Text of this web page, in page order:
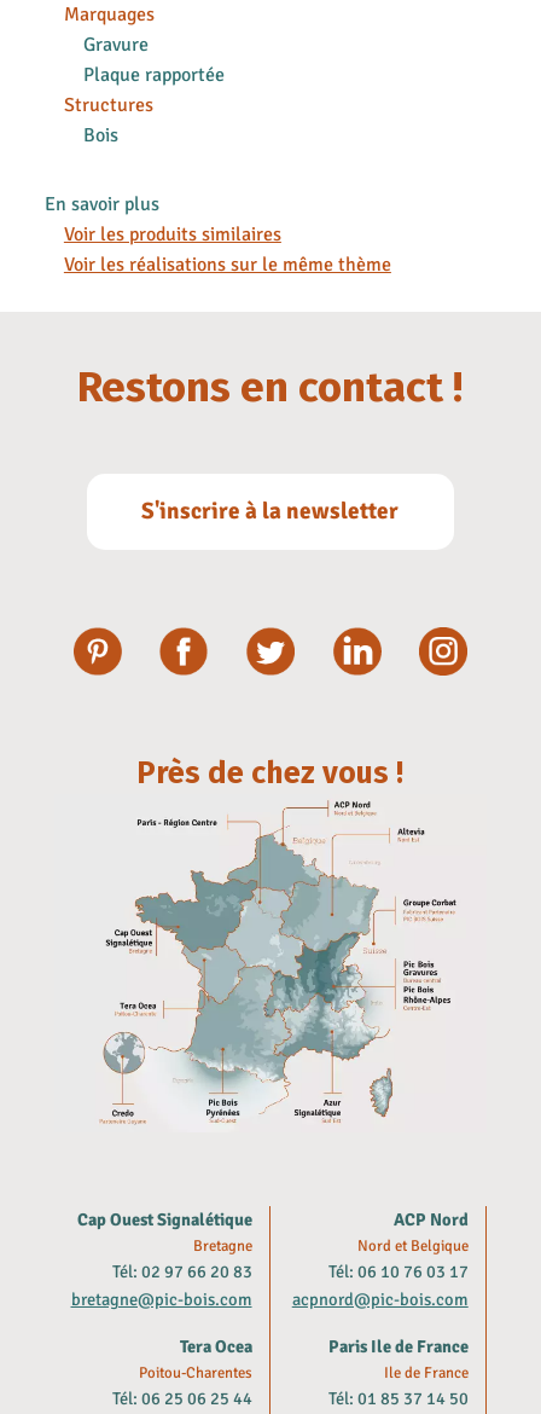
Marquages
Gravure
Plaque rapportée
Structures
Bois
En savoir plus
Voir les produits similaires
Voir les réalisations sur le même thème
Restons en contact !
S'inscrire à la newsletter
Près de chez vous !
Cap Ouest Signalétique
Bretagne
Tél: 02 97 66 20 83
bretagne@pic-bois.com
Tera Ocea
Poitou-Charentes
Tél: 06 25 06 25 44
ACP Nord
Nord et Belgique
Tél: 06 10 76 03 17
acpnord@pic-bois.com
Paris Ile de France
Ile de France
Tél: 01 85 37 14 50